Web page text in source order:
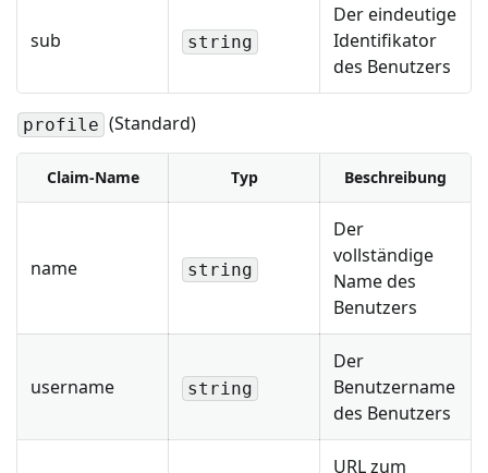
sub string
Der eindeutige
Identifikator
des Benutzers
profile (Standard)
Claim-Name Typ Beschreibung
name string
Der
vollständige
Name des
Benutzers
username string
Der
Benutzername
des Benutzers
URL zum